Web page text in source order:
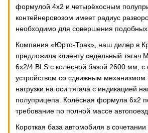
формулой 4х2 и четырёхосным
контейнеровозом имеет радиус
необходимо для совершения подобных
Компания «Юрто-Трак», наш дилер в
предложила клиенту седельный тягач
6х2/4 BLS с колёсной базой 2600 мм,
устройством со сдвижным механизмом
нагрузки на оси тягача с индикацией
полуприцепа. Колёсная формула 6х2
требование по полной массе
Короткая база автомобиля в